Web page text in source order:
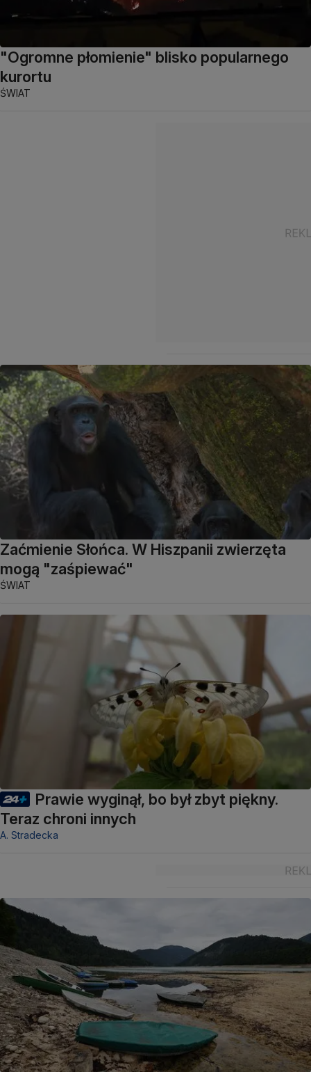
"Ogromne płomienie" blisko popularnego
kurortu
ŚWIAT
Zaćmienie Słońca. W Hiszpanii zwierzęta
mogą "zaśpiewać"
ŚWIAT
Prawie wyginął, bo był zbyt piękny.
Teraz chroni innych
A. Stradecka